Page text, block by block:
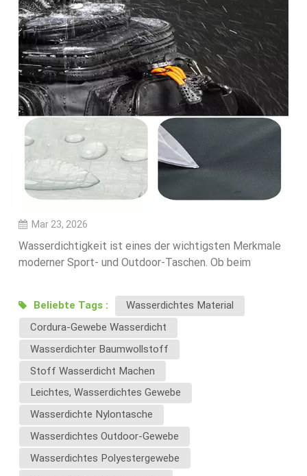
Mar 23, 2026
Wasserdichtigkeit ist eines der wichtigsten Merkmale
moderner Sport- und Outdoor-Taschen. Ob beim
Outdoor-Aktivitäten – der Schutz persönlicher
Gegenstände vor Feuchtigkeit ist unerlässlich.Darum
sollten wasserdichte Materialien bei der Entwicklung
Ihrer Taschenprodukte Priorität haben.1. Schutz vor
FeuchtigkeitWasserdichte Materialien tragen dazu bei,
dass der Inhalt in verschiedenen Situationen trocken
bleibt:Nasse Kleidung nach dem
SchwimmenRegeneinwirkung bei Aktivitäten im
FreienVersehentliches Verschütten in
FitnessstudiosDies verbessert die
Produktzuverlässigkeit und die Kundenzufriedenheit.2.
Beliebte Tags :
Wasserdichtes Material
Cordura-Gewebe Wasserdicht
Wasserdichter Baumwollstoff
Stoff Wasserdicht Machen
Leichtes, Wasserdichtes Gewebe
Wasserdichte Nylontasche
Wasserdichtes Outdoor-Gewebe
Wasserdichtes Polyestergewebe